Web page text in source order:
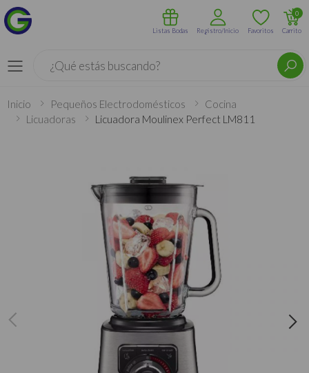
Menú
Listas Bodas Registro/Inicio Favoritos Carrito
0
Inicio Pequeños Electrodomésticos
Cocina
Licuadoras
Licuadora Moulinex Perfect LM811